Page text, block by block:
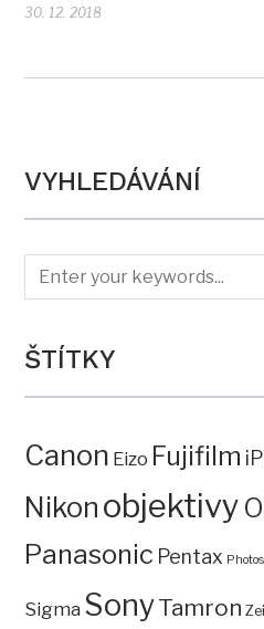
30. 12. 2018
VYHLEDÁVÁNÍ
ŠTÍTKY
Canon Eizo Fujifilm
Nikon objektivy
Panasonic Pentax
Sigma SonyTamron